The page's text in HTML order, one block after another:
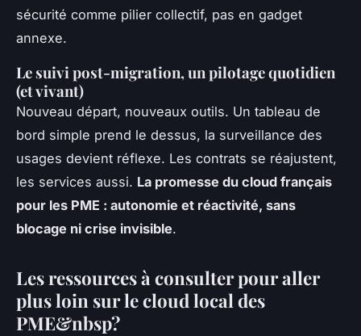
sécurité comme pilier collectif, pas en gadget
annexe.
Le suivi post-migration, un pilotage quotidien
(et vivant)
Nouveau départ, nouveaux outils. Un tableau de
bord simple prend le dessus, la surveillance des
usages devient réflexe. Les contrats se réajustent,
les services aussi. La promesse du cloud français
pour les PME : autonomie et réactivité, sans
blocage ni crise invisible.
Les ressources à consulter pour aller
plus loin sur le cloud local des
PME&nbsp?